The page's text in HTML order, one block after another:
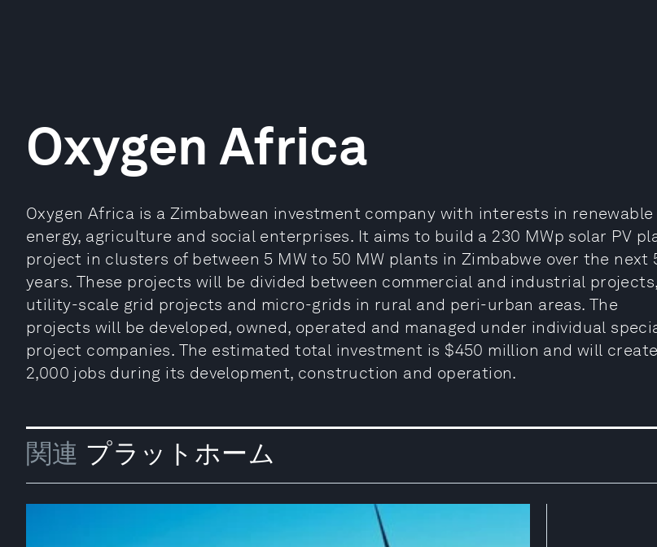
Oxygen Africa
Oxygen Africa is a Zimbabwean investment company with interests in renewable
energy, agriculture and social enterprises. It aims to build a 230 MWp solar PV
project in clusters of between 5 MW to 50 MW plants in Zimbabwe over the next
years. These projects will be divided between commercial and industrial projects,
utility-scale grid projects and micro-grids in rural and peri-urban areas. The
projects will be developed, owned, operated and managed under individual
project companies. The estimated total investment is $450 million and will create
2,000 jobs during its development, construction and operation.
関連 プラットホーム